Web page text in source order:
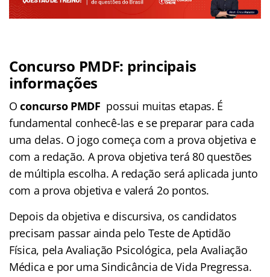
Concurso PMDF: principais
informações
Oconcurso PMDF possui muitas etapas. É
fundamental conhecê-las e se preparar para cada
uma delas. O jogo começa com a prova objetiva e
com a redação. A prova objetiva terá 80 questões
de múltipla escolha. A redação será aplicada junto
com a prova objetiva e valerá 2o pontos.
Depois da objetiva e discursiva, os candidatos
precisam passar ainda pelo Teste de Aptidão
Física, pela Avaliação Psicológica, pela Avaliação
Médica e por uma Sindicância de Vida Pregressa.